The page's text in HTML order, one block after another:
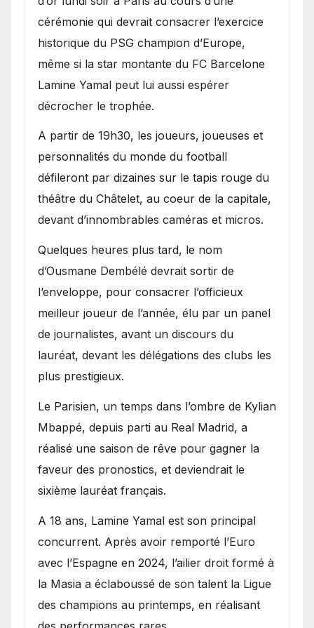
cérémonie qui devrait consacrer l’exercice
historique du PSG champion d’Europe,
même si la star montante du FC Barcelone
Lamine Yamal peut lui aussi espérer
décrocher le trophée.
A partir de 19h30, les joueurs, joueuses et
personnalités du monde du football
défileront par dizaines sur le tapis rouge du
théâtre du Châtelet, au coeur de la capitale,
devant d’innombrables caméras et micros.
Quelques heures plus tard, le nom
d’Ousmane Dembélé devrait sortir de
l’enveloppe, pour consacrer l’officieux
meilleur joueur de l’année, élu par un panel
de journalistes, avant un discours du
lauréat, devant les délégations des clubs les
plus prestigieux.
Le Parisien, un temps dans l’ombre de Kylian
Mbappé, depuis parti au Real Madrid, a
réalisé une saison de rêve pour gagner la
faveur des pronostics, et deviendrait le
sixième lauréat français.
A 18 ans, Lamine Yamal est son principal
concurrent. Après avoir remporté l’Euro
avec l’Espagne en 2024, l’ailier droit formé à
la Masia a éclaboussé de son talent la Ligue
des champions au printemps, en réalisant